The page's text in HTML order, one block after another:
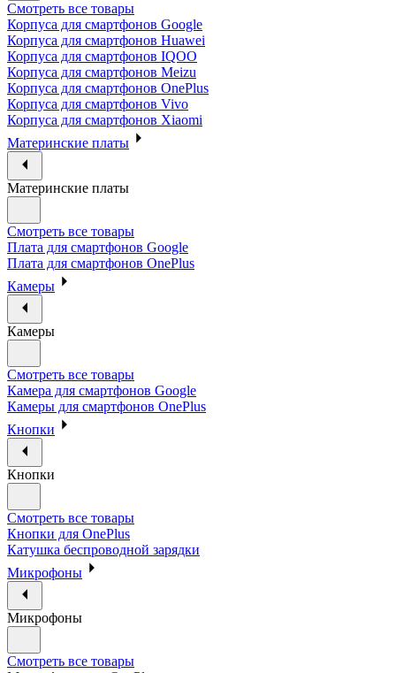
Смотреть все товары
Корпуса для смартфонов Google
Корпуса для смартфонов Huawei
Корпуса для смартфонов IQOO
Корпуса для смартфонов Meizu
Корпуса для смартфонов OnePlus
Корпуса для смартфонов Vivo
Корпуса для смартфонов Xiaomi
Материнские платы
Материнские платы
Смотреть все товары
Плата для смартфонов Google
Плата для смартфонов OnePlus
Камеры
Камеры
Смотреть все товары
Камера для смартфонов Google
Камеры для смартфонов OnePlus
Кнопки
Кнопки
Смотреть все товары
Кнопки для OnePlus
Катушка беспроводной зарядки
Микрофоны
Микрофоны
Смотреть все товары